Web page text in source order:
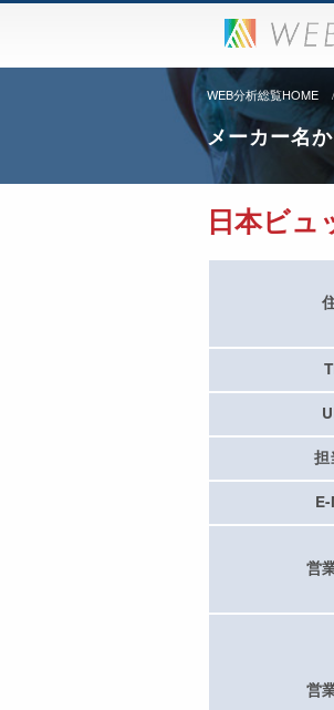
WEB分析総覧HOME
メーカー名
日本ビュ
担
営
営